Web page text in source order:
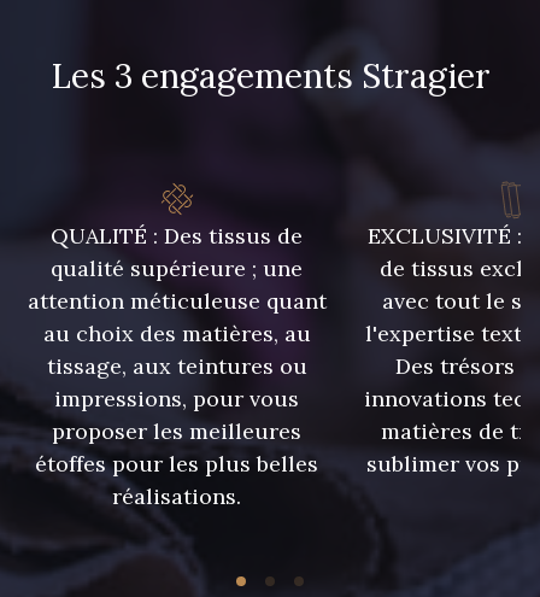
45 cm 55 cm
8324 - Sauterne
8964 - Chocolat foncé
2220 - Orange Rouge 5881 - Olive brûlée
5956 - Vert foncé 5198 - Vert Golf
5998 - Vert Sapin
Les 3 engagements Stragier
QUALITÉ : Des tissus de
qualité supérieure ; une
attention méticuleuse quant
au choix des matières, au
tissage, aux teintures ou
impressions, pour vous
proposer les meilleures
étoffes pour les plus belles
réalisations.
EXCLUSIVITÉ :
de tissus
avec tout le
l'expertise
Des trésors
innovations
matières de
sublimer vos